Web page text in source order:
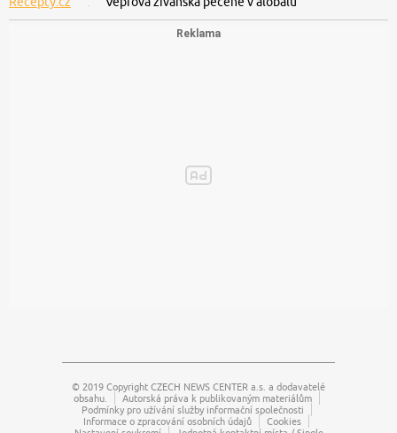
© 2019 Copyright CZECH NEWS CENTER a.s. a dodavatelé
obsahu.
Autorská práva k publikovaným materiálům
Podmínky pro užívání služby informační společnosti
Informace o zpracování osobních údajů
Cookies